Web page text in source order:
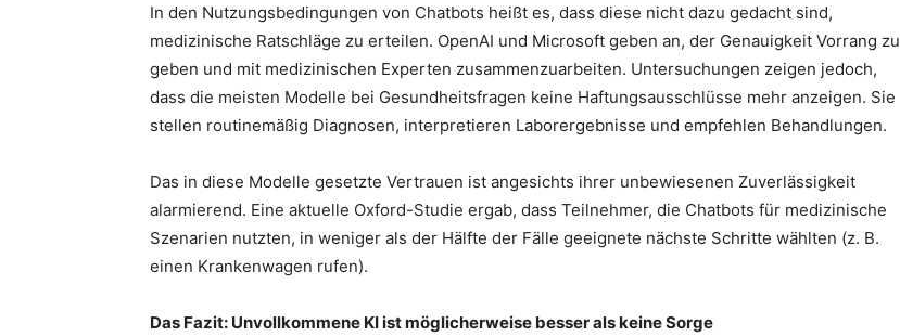
In den Nutzungsbedingungen von Chatbots heißt es, dass diese nicht dazu gedacht sind,
medizinische Ratschläge zu erteilen. OpenAI und Microsoft geben an, der Genauigkeit Vorrang zu
geben und mit medizinischen Experten zusammenzuarbeiten. Untersuchungen zeigen jedoch,
dass die meisten Modelle bei Gesundheitsfragen keine Haftungsausschlüsse mehr anzeigen. Sie
stellen routinemäßig Diagnosen, interpretieren Laborergebnisse und empfehlen Behandlungen.
Das in diese Modelle gesetzte Vertrauen ist angesichts ihrer unbewiesenen Zuverlässigkeit
alarmierend. Eine aktuelle Oxford-Studie ergab, dass Teilnehmer, die Chatbots für medizinische
Szenarien nutzten, in weniger als der Hälfte der Fälle geeignete nächste Schritte wählten (z. B.
einen Krankenwagen rufen).
Das Fazit: Unvollkommene KI ist möglicherweise besser als keine Sorge